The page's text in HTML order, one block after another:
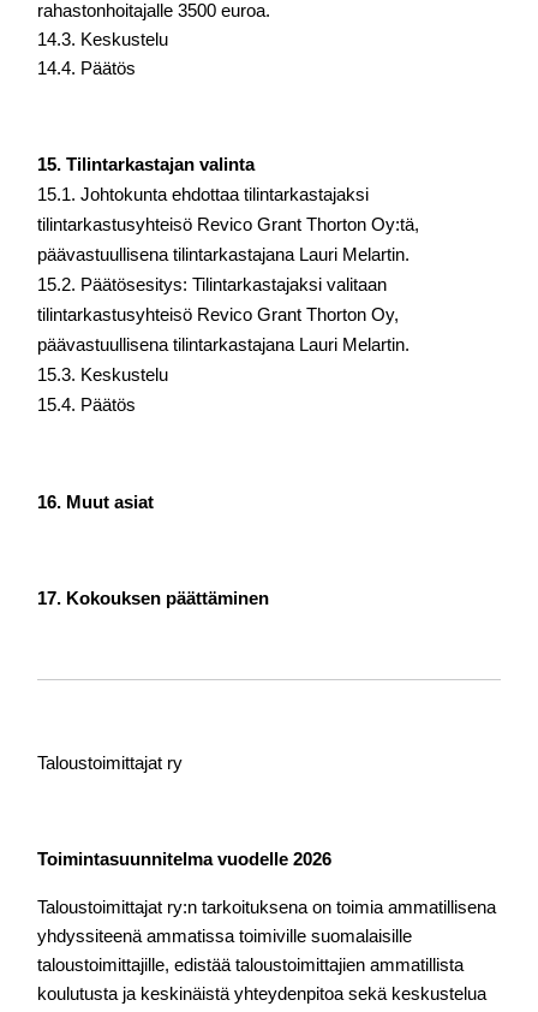
rahastonhoitajalle 3500 euroa.
14.3. Keskustelu
14.4. Päätös
15. Tilintarkastajan valinta
15.1. Johtokunta ehdottaa tilintarkastajaksi
tilintarkastusyhteisö Revico Grant Thorton Oy:tä,
päävastuullisena tilintarkastajana Lauri Melartin.
15.2. Päätösesitys: Tilintarkastajaksi valitaan
tilintarkastusyhteisö Revico Grant Thorton Oy,
päävastuullisena tilintarkastajana Lauri Melartin.
15.3. Keskustelu
15.4. Päätös
16. Muut asiat
17. Kokouksen päättäminen
Taloustoimittajat ry
Toimintasuunnitelma vuodelle 2026
Taloustoimittajat ry:n tarkoituksena on toimia ammatillisena
yhdyssiteenä ammatissa toimiville suomalaisille
taloustoimittajille, edistää taloustoimittajien ammatillista
koulutusta ja keskinäistä yhteydenpitoa sekä keskustelua